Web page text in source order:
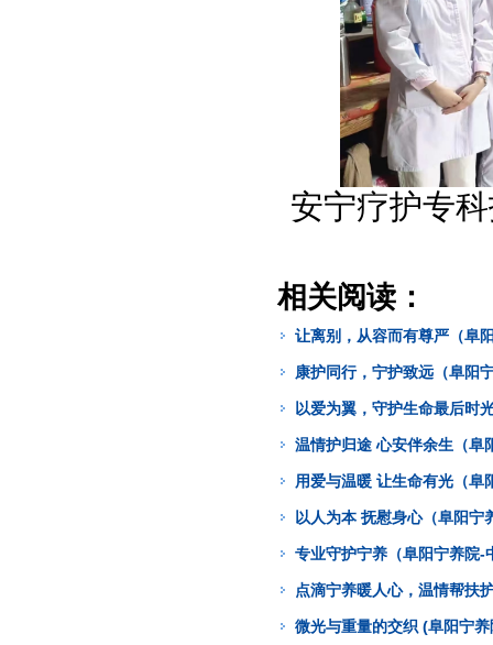
安宁疗护专
相关阅读：
让离别，从容而有尊严（阜
康护同行，宁护致远（阜阳
以爱为翼，守护生命最后时
温情护归途 心安伴余生（阜
用爱与温暖 让生命有光（阜
以人为本 抚慰身心（阜阳
专业守护宁养（阜阳宁养院-
点滴宁养暖人心，温情帮扶
微光与重量的交织 (阜阳宁